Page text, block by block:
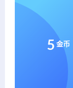
5 金币